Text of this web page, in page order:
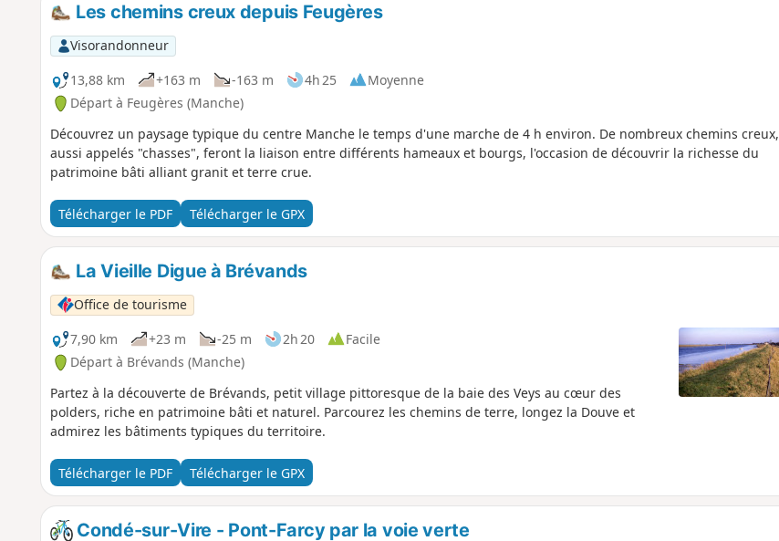
Les chemins creux depuis Feugères
Visorandonneur
13,88 km
+163 m -163 m 4h 25
Moyenne
Départ à Feugères (Manche)
Découvrez un paysage typique du centre Manche le temps d'une marche de 4 h environ. De nombreux chemins creux,
aussi appelés "chasses", feront la liaison entre différents hameaux et bourgs, l'occasion de découvrir la richesse du
patrimoine bâti alliant granit et terre crue.
Télécharger le PDF Télécharger le GPX
La Vieille Digue à Brévands
Office de tourisme
7,90 km
+23 m -25 m 2h 20
Facile
Départ à Brévands (Manche)
Partez à la découverte de Brévands, petit village pittoresque de la baie des Veys au cœur des
polders, riche en patrimoine bâti et naturel. Parcourez les chemins de terre, longez la Douve et
admirez les bâtiments typiques du territoire.
Télécharger le PDF Télécharger le GPX
Condé-sur-Vire - Pont-Farcy par la voie verte